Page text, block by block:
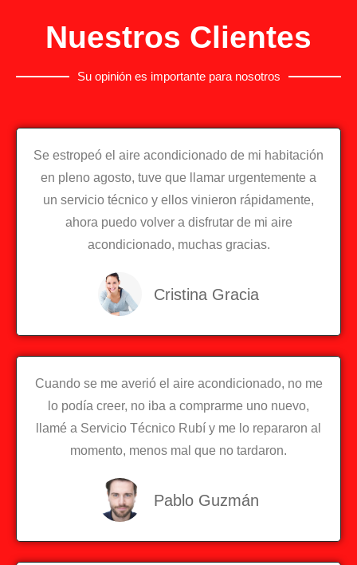
Nuestros Clientes
Su opinión es importante para nosotros
Se estropeó el aire acondicionado de mi habitación
en pleno agosto, tuve que llamar urgentemente a
un servicio técnico y ellos vinieron rápidamente,
ahora puedo volver a disfrutar de mi aire
acondicionado, muchas gracias.
Cristina Gracia
Cuando se me averió el aire acondicionado, no me
lo podía creer, no iba a comprarme uno nuevo,
llamé a Servicio Técnico Rubí y me lo repararon al
momento, menos mal que no tardaron.
Pablo Guzmán